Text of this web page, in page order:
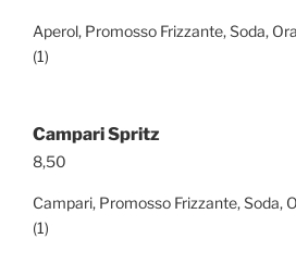
Aperol, Promosso Frizzante, Soda,
(1)
Campari Spritz
8,50
Campari, Promosso Frizzante, Soda,
(1)